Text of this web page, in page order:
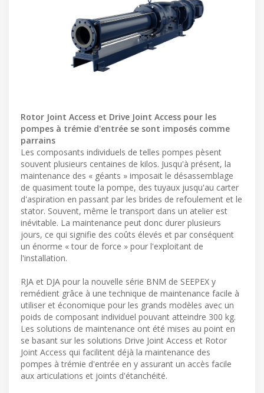
Rotor Joint Access et Drive Joint Access pour les
pompes à trémie d'entrée se sont imposés comme
parrains
Les composants individuels de telles pompes pèsent
souvent plusieurs centaines de kilos. Jusqu'à présent, la
maintenance des « géants » imposait le désassemblage
de quasiment toute la pompe, des tuyaux jusqu'au carter
d'aspiration en passant par les brides de refoulement et le
stator. Souvent, même le transport dans un atelier est
inévitable. La maintenance peut donc durer plusieurs
jours, ce qui signifie des coûts élevés et par conséquent
un énorme « tour de force » pour l'exploitant de
l'installation.
RJA et DJA pour la nouvelle série BNM de SEEPEX y
remédient grâce à une technique de maintenance facile à
utiliser et économique pour les grands modèles avec un
poids de composant individuel pouvant atteindre 300 kg.
Les solutions de maintenance ont été mises au point en
se basant sur les solutions Drive Joint Access et Rotor
Joint Access qui facilitent déjà la maintenance des
pompes à trémie d'entrée en y assurant un accès facile
aux articulations et joints d'étanchéité.